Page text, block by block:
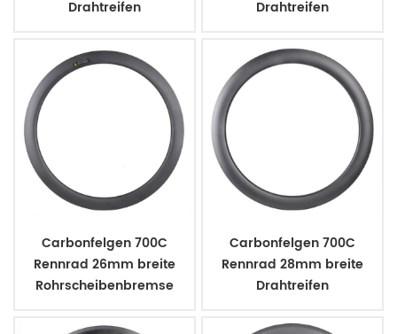
Drahtreifen
Drahtreifen
Carbonfelgen 700C
Rennrad 26mm breite
Rohrscheibenbremse
Carbonfelgen 700C
Rennrad 28mm breite
Drahtreifen